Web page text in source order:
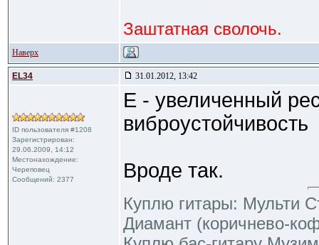
Заштатная сволочь.
Наверх
EL34 31.01.2012, 13:42
ID пользователя #1208
Зарегистрирован:
29.06.2009, 14:12
Местонахождение:
Череповец
Сообщений: 2377
Е - увеличенный
виброустойчивость
Вроде так.
Куплю гитары: Мульти
Диамант (коричнево-